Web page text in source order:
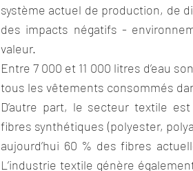
système actuel de production, de
des impacts négatifs -
valeur.
Entre 7 000 et 11 000 litres d’eau
tous les vêtements consommés
D’autre part, le secteur textile
fibres synthétiques (polyester,
aujourd’hui 60 % des fibres
L’industrie textile génère